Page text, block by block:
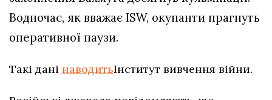
Водночас, як вважає ISW, окупанти прагнуть
оперативної паузи.
Такі дані наводитьІнститут вивчення війни.